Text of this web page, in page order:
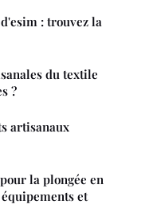
: trouvez la
du textile
?
artisanaux
la plongée en
et